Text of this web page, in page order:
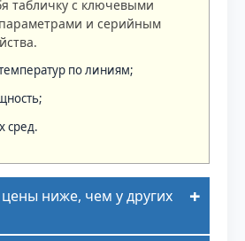
табличку с ключевыми
и серийным
по линиям;
сред.
ниже, чем у других